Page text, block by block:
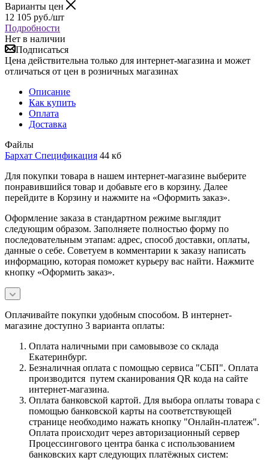
Варианты цен
12 105 руб./шт
Подробности
Нет в наличии
Подписаться
Цена действительна только для интернет-магазина и может
отличаться от цен в розничных магазинах
Описание
Как купить
Оплата
Доставка
Файлы
Бархат Спецификация 44 кб
Для покупки товара в нашем интернет-магазине выберите
понравившийся товар и добавьте его в корзину. Далее
перейдите в Корзину и нажмите на «Оформить заказ».
Оформление заказа в стандартном режиме выглядит
следующим образом. Заполняете полностью форму по
последовательным этапам: адрес, способ доставки, оплаты,
данные о себе. Советуем в комментарии к заказу написать
информацию, которая поможет курьеру вас найти. Нажмите
кнопку «Оформить заказ».
Оплачивайте покупки удобным способом. В интернет-
магазине доступно 3 варианта оплаты:
Оплата наличными при самовывозе со склада
Екатеринбург.
Безналичная оплата с помощью сервиса "СБП". Оплата
производится путем сканирования QR кода на сайте
интернет-магазина.
Оплата банковской картой. Для выбора оплаты товара с
помощью банковской карты на соответствующей
странице необходимо нажать кнопку "Онлайн-платеж".
Оплата происходит через авторизационный сервер
Процессингового центра банка с использованием
банковских карт следующих платёжных систем: